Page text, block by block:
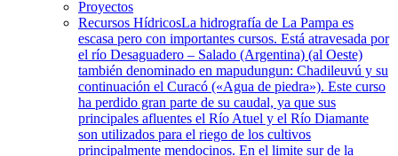
Proyectos
Recursos HídricosLa hidrografía de La Pampa es
escasa pero con importantes cursos. Está atravesada por
el río Desaguadero – Salado (Argentina) (al Oeste)
también denominado en mapudungun: Chadileuvú y su
continuación el Curacó («Agua de piedra»). Este curso
ha perdido gran parte de su caudal, ya que sus
principales afluentes el Río Atuel y el Río Diamante
son utilizados para el riego de los cultivos
principalmente mendocinos. En el limite sur de la